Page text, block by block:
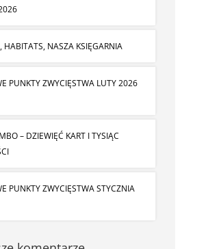
HABITATS, NASZA KSIĘGARNIA
PUNKTY ZWYCIĘSTWA LUTY 2026
– DZIEWIĘĆ KART I TYSIĄC
PUNKTY ZWYCIĘSTWA STYCZNIA